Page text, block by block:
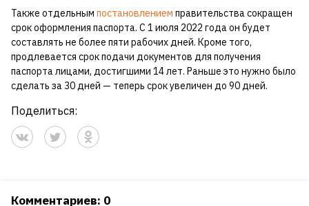
Также отдельным постановлением правительства сокращен
срок оформления паспорта. С 1 июля 2022 года он будет
составлять не более пяти рабочих дней. Кроме того,
продлевается срок подачи документов для получения
паспорта лицами, достигшими 14 лет. Раньше это нужно было
сделать за 30 дней — теперь срок увеличен до 90 дней.
Поделиться:
Комментариев: 0